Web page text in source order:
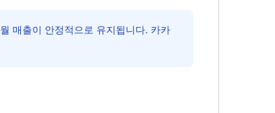
매출이 안정적으로 유지됩니다. 카카